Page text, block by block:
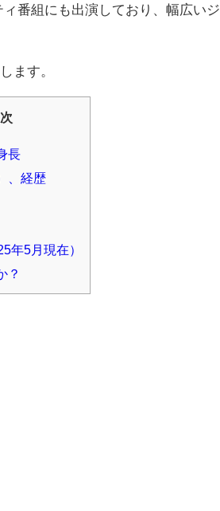
番組にも出演しており、幅広いジ
ます。
長
、経歴
年5月現在）
？